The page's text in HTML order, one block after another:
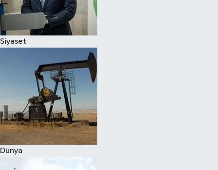
Siyaset
Dünya
Spor
Çocuk
Eğitim
Hava Durumu
Kadın